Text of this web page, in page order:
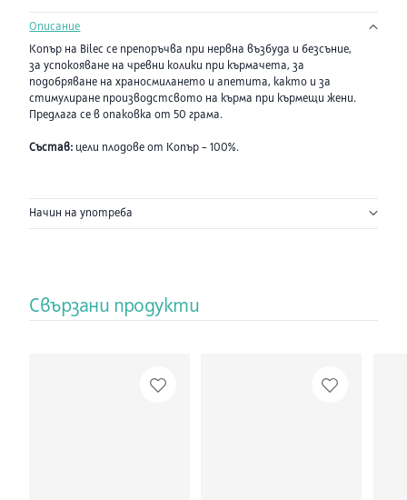
Описание
Копър на Bilec се препоръчва при нервна възбуда и безсъние,
за успокояване на чревни колики при кърмачета, за
подобряване на храносмилането и апетита, както и за
стимулиране производстсвото на кърма при кърмещи жени.
Предлага се в опаковка от 50 грама.
Състав: цели плодове от Копър – 100%.
Начин на употреба
Свързани продукти